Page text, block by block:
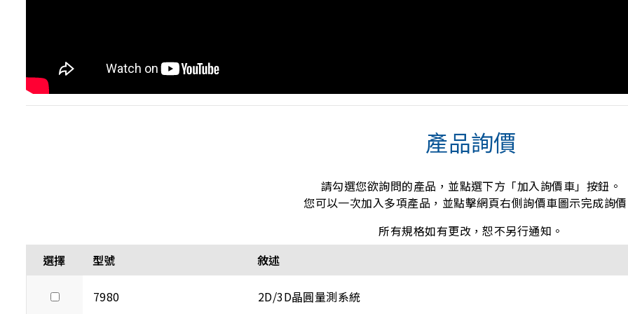
產品詢價
請勾選您欲詢問的產品，並點選下方「加入詢價車」按鈕。
您可以一次加入多項產品，並點擊網頁右側詢價車圖示完成詢
所有規格如有更改，恕不另行通知。
選擇
型號 敘述
7980 2D/3D晶圓量測系統